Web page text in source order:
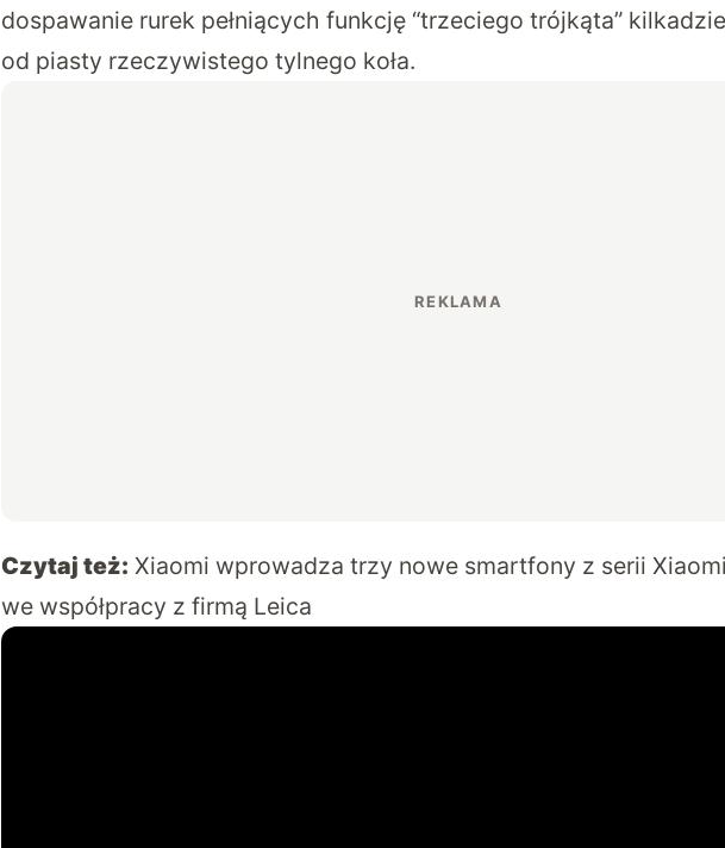
dospawanie rurek pełniących funkcję “trzeciego trójkąta”
od piasty rzeczywistego tylnego koła.
Czytaj też: Xiaomi wprowadza trzy nowe smartfony z serii Xiaomi
we współpracy z firmą Leica